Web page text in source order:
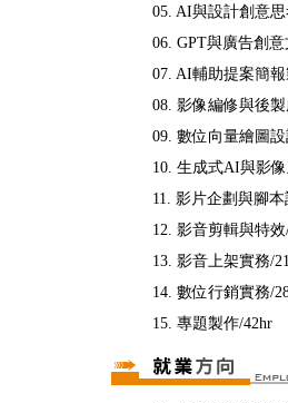
05. AI與設計創意思
06. GPT與廣告創意
07. AI輔助提案簡
08. 影像編修與後
09. 數位向量繪圖設
10. 生成式AI與影
11. 影片企劃與腳本
12. 影音剪輯與特效
13. 影音上架實務/
14. 數位行銷實務/
15. 專題製作/42hr